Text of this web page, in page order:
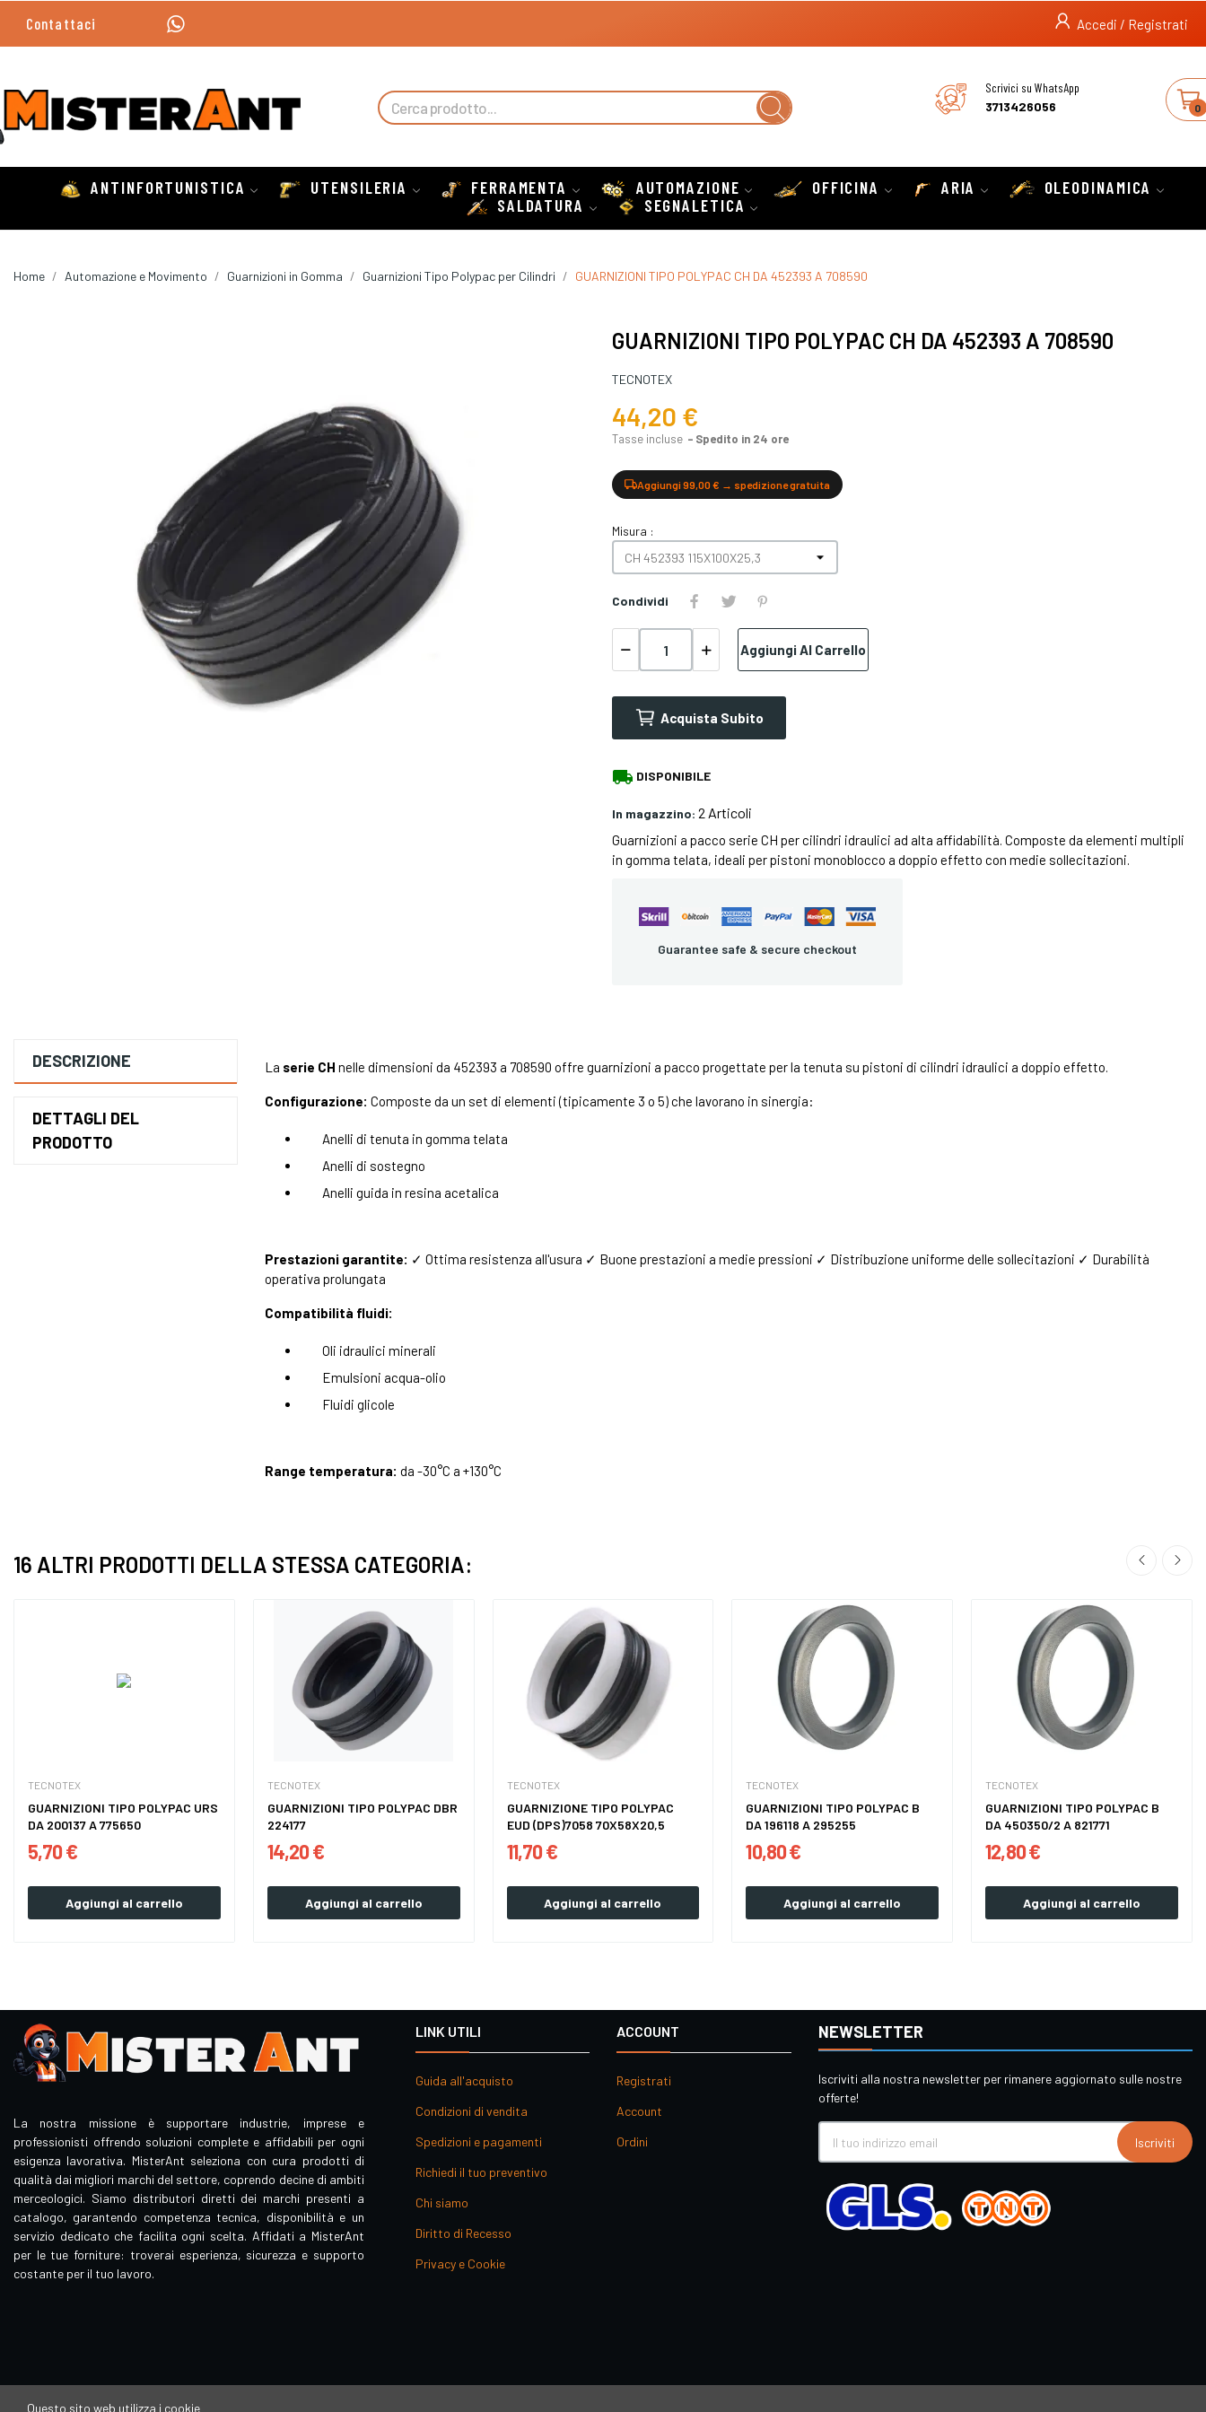
Contattaci Accedi / Registrati
0
Scrivici su WhatsApp
3713426056
ANTINFORTUNISTICA UTENSILERIA FERRAMENTA AUTOMAZIONE OFFICINA ARIA
OLEODINAMICA
SALDATURA
SEGNALETICA
Home Automazione e Movimento Guarnizioni in Gomma Guarnizioni Tipo Polypac per Cilindri GUARNIZIONI TIPO POLYPAC CH DA 452393 A 708590
GUARNIZIONI TIPO POLYPAC CH DA 452393 A 708590
TECNOTEX
44,20 €
Tasse incluse Spedito in 24 ore
Aggiungi 99,00 € → spedizione gratuita
Misura :
Condividi
Aggiungi Al Carrello
Acquista Subito
local_shipping DISPONIBILE
In magazzino: 2 Articoli
Guarnizioni a pacco serie CH per cilindri idraulici ad alta affidabilità. Composte da elementi multipli
in gomma telata, ideali per pistoni monoblocco a doppio effetto con medie sollecitazioni.
Guarantee safe & secure checkout
DESCRIZIONE
DETTAGLI DEL
PRODOTTO
La serie CH nelle dimensioni da 452393 a 708590 offre guarnizioni a pacco progettate per la tenuta su pistoni di cilindri idraulici a doppio effetto.
Configurazione: Composte da un set di elementi (tipicamente 3 o 5) che lavorano in sinergia:
Anelli di tenuta in gomma telata
Anelli di sostegno
Anelli guida in resina acetalica
Prestazioni garantite: ✓ Ottima resistenza all'usura ✓ Buone prestazioni a medie pressioni ✓ Distribuzione uniforme delle sollecitazioni ✓ Durabilità
operativa prolungata
Compatibilità fluidi:
Oli idraulici minerali
Emulsioni acqua-olio
Fluidi glicole
Range temperatura: da -30°C a +130°C
16 ALTRI PRODOTTI DELLA STESSA CATEGORIA:
TECNOTEX
GUARNIZIONI TIPO POLYPAC URS
DA 200137 A 775650
5,70 €
Aggiungi al carrello
TECNOTEX
GUARNIZIONI TIPO POLYPAC DBR
224177
14,20 €
Aggiungi al carrello
TECNOTEX
GUARNIZIONE TIPO POLYPAC
EUD (DPS)7058 70X58X20,5
11,70 €
Aggiungi al carrello
TECNOTEX
GUARNIZIONI TIPO POLYPAC B
DA 196118 A 295255
10,80 €
Aggiungi al carrello
TECNOTEX
GUARNIZIONI TIPO POLYPAC B
DA 450350/2 A 821771
12,80 €
Aggiungi al carrello
La nostra missione è supportare industrie, imprese e
professionisti offrendo soluzioni complete e affidabili per ogni
esigenza lavorativa. MisterAnt seleziona con cura prodotti di
qualità dai migliori marchi del settore, coprendo decine di ambiti
merceologici. Siamo distributori diretti dei marchi presenti a
catalogo, garantendo competenza tecnica, disponibilità e un
servizio dedicato che facilita ogni scelta. Affidati a MisterAnt
per le tue forniture: troverai esperienza, sicurezza e supporto
costante per il tuo lavoro.
LINK UTILI
Guida all'acquisto
Condizioni di vendita
Spedizioni e pagamenti
Richiedi il tuo preventivo
Chi siamo
Diritto di Recesso
Privacy e Cookie
ACCOUNT
Registrati
Account
Ordini
NEWSLETTER
Iscriviti alla nostra newsletter per rimanere aggiornato sulle nostre
offerte!
Iscriviti
Questo sito web utilizza i cookie